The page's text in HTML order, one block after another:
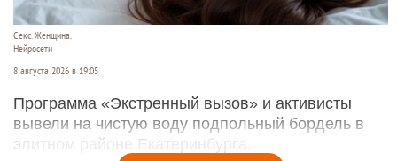
Секс. Женщина.
Нейросети
8 августа 2026 в 19:05
Программа «Экстренный вызов» и активисты
вывели на чистую воду подпольный бордель в
элитном районе Екатеринбурга.